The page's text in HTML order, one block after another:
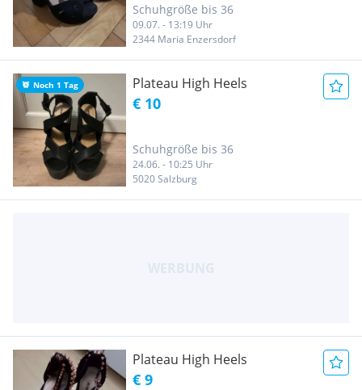
Schuhgröße bis 36
09.07. - 13:19 Uhr
2344 Maria Enzersdorf
Noch 1 Tag Plateau High Heels
€ 10
Schuhgröße bis 36
24.06. - 10:25 Uhr
5020 Salzburg
Plateau High Heels
€ 9